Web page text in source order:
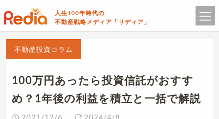
人生100年時代の
不動産戦略メディア「リディア」
不動産投資コラム
100万円あったら投資信託がおすす
め？1年後の利益を積立と一括で解説
2021/12/6 2024/4/8